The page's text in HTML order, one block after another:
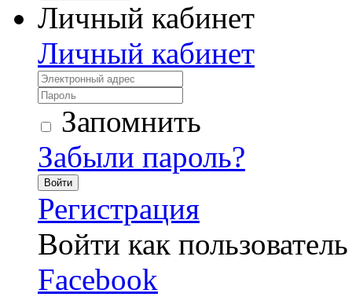
Личный кабинет
Личный кабинет
Запомнить
Забыли пароль?
Войти
Регистрация
Войти как пользователь
Facebook